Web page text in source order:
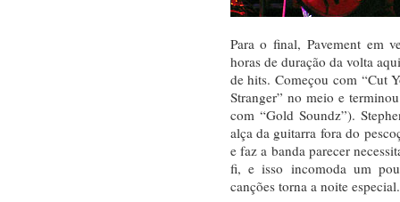
Para o final, Pavement em
horas de duração da volta
de hits. Começou com “Cut
Stranger” no meio e
com “Gold Soundz”).
alça da guitarra fora do
e faz a banda parecer
fi, e isso incomoda um
canções torna a noite especial.